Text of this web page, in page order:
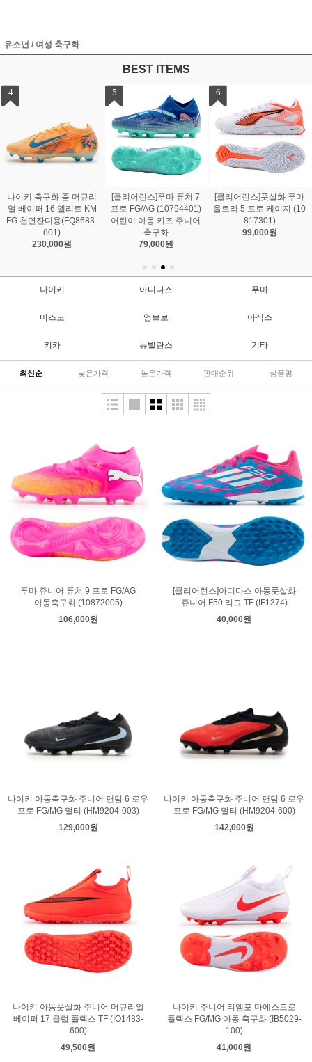
유소년 / 여성 축구화
BEST ITEMS
7
[클리어런스]축구화 나이
키 티엠포 레전드 10 엘리
트 FG (DV4328-800)
159,000원
8
축구화 나이키 티엠포 레
전드 10 엘리트 FG (DV4
328-001)
199,000원
9
미즈노 축구화 알파 엘리
트 AG (P1GA246327)인
조잔디전용
165,000원
나이키 아디다스 푸마
미즈노 엄브로 아식스
키카 뉴발란스 기타
최신순 낮은가격 높은가격 판매순위 상품명
푸마 쥬니어 퓨쳐 9 프로 FG/AG
아동축구화 (10872005)
106,000원
[클리어런스]아디다스 아동풋살화
쥬니어 F50 리그 TF (IF1374)
40,000원
나이키 아동축구화 주니어 팬텀 6 로우
프로 FG/MG 멀티 (HM9204-003)
129,000원
나이키 아동축구화 주니어 팬텀 6 로우
프로 FG/MG 멀티 (HM9204-600)
142,000원
나이키 아동풋살화 주니어 머큐리얼
베이퍼 17 클럽 플렉스 TF (IO1483-
600)
49,500원
나이키 주니어 티엠포 마에스트로
플렉스 FG/MG 아동 축구화 (IB5029-
100)
41,000원